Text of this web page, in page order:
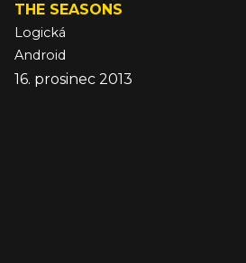
THE SEASONS
Logická
Android
16. prosinec 2013